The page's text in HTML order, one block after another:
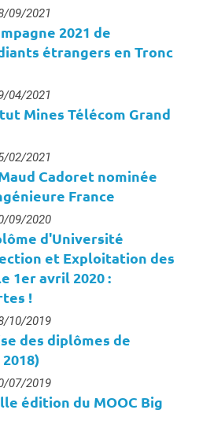
09/2021
2021 de
étrangers en Tronc
04/2021
Mines Télécom Grand
02/2021
Cadoret nominée
France
09/2020
d'Université
et Exploitation des
1er avril 2020 :
!
10/2019
des diplômes de
07/2019
édition du MOOC Big